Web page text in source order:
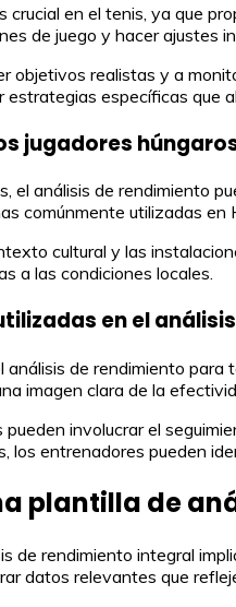
crucial en el tenis, ya que
de juego y hacer ajustes
objetivos realistas y a
estrategias específicas que
jugadores
el análisis de rendimiento
comúnmente utilizadas
cultural y las
a las condiciones locales.
en el
análisis de rendimiento
imagen clara de la
involucrar el
los entrenadores pueden
plantilla de
de rendimiento integral
datos relevantes que